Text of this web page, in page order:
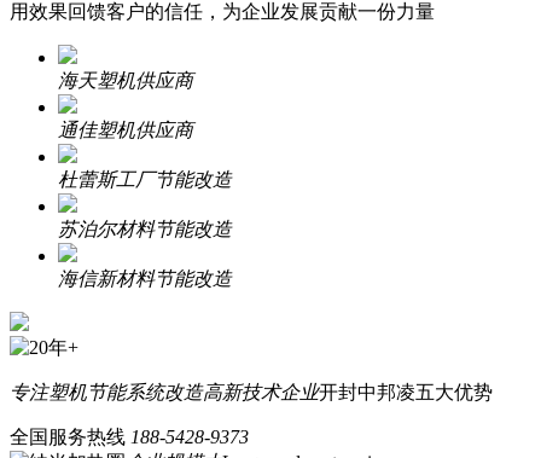
用效果回馈客户的信任，为企业发展贡献一份力量
海天塑机供应商
通佳塑机供应商
杜蕾斯工厂节能改造
苏泊尔材料节能改造
海信新材料节能改造
专注塑机节能系统改造高新技术企业开封中邦凌五大优势
全国服务热线 188-5428-9373